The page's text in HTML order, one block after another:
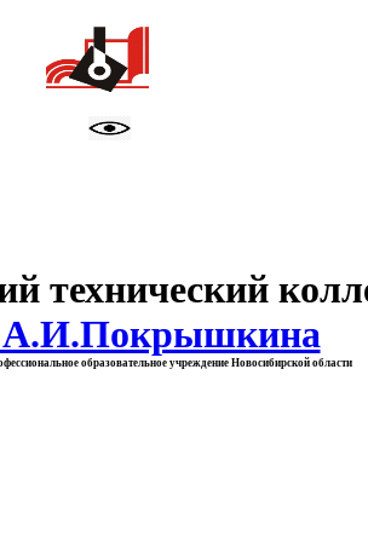
технический
А.И.Покрышкина
образовательное учреждение Новосибирской области